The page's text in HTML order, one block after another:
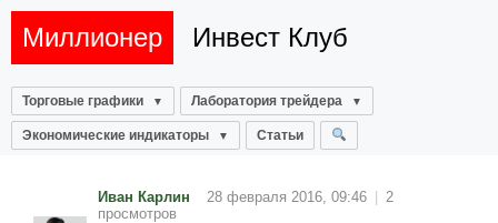
Миллионер Инвест Клуб
Торговые графики Лаборатория трейдера
Экономические индикаторы Статьи
Иван Карлин 28 февраля 2016, 09:46
2
просмотров